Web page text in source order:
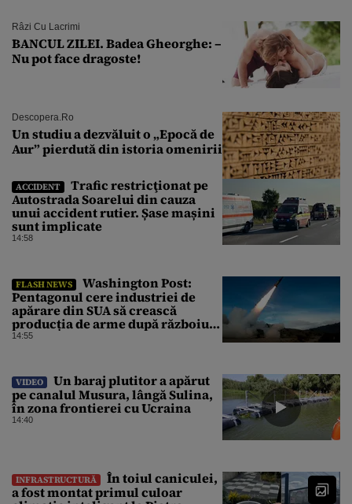
Râzi Cu Lacrimi
BANCUL ZILEI. Badea Gheorghe: –
Nu pot face dragoste!
Descopera.ro
Un studiu a dezvăluit o „Epocă de
Aur” pierdută din istoria omenirii
ACCIDENT
Trafic restricţionat pe
Autostrada Soarelui din cauza
unui accident rutier. Șase mașini
sunt implicate
14:58
FLASH NEWS
Washington Post:
Pentagonul cere industriei de
apărare din SUA să crească
producția de arme după războiul
cu Iranul
14:55
VIDEO
Un baraj plutitor a apărut
pe canalul Musura, lângă Sulina,
în zona frontierei cu Ucraina
14:40
INFRASTRUCTURĂ
În toiul caniculei,
a fost montat primul culoar